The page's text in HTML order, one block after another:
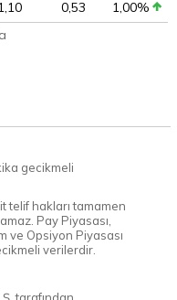
0,53
1,00%
gecikmeli
telif hakları tamamen
Pay Piyasası,
ve Opsiyon Piyasası
verilerdir.
tarafından